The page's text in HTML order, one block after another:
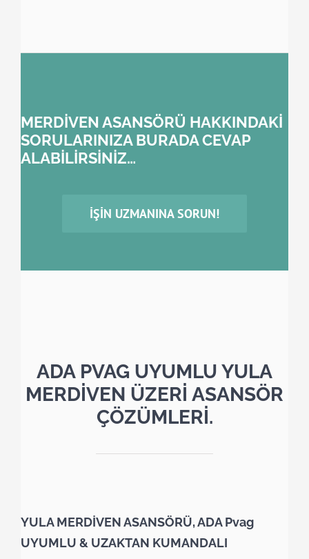
MERDİVEN ASANSÖRÜ HAKKINDAKİ
SORULARINIZA BURADA CEVAP
ALABİLİRSİNİZ…
İŞIN UZMANINA SORUN!
ADA PVAG UYUMLU YULA
MERDİVEN ÜZERİ ASANSÖR
ÇÖZÜMLERİ.
YULA MERDİVEN ASANSÖRÜ, ADA Pvag
UYUMLU & UZAKTAN KUMANDALI